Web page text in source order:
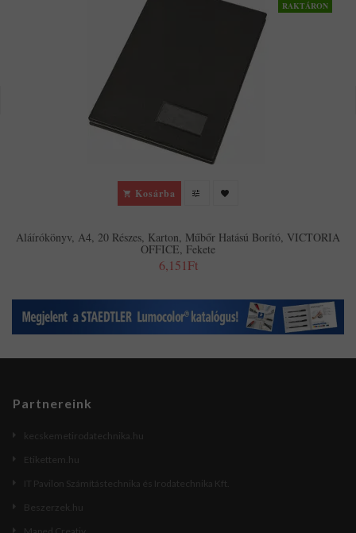
RAKTÁRON
Kosárba
Aláírókönyv, A4, 20 Részes, Karton, Műbőr Hatású Borító, VICTORIA
OFFICE, Fekete
6,151Ft
Partnereink
kecskemetirodatechnika.hu
Etikettem.hu
IT Pavilon Számítástechnika és Irodatechnika Kft.
Beszerzek.hu